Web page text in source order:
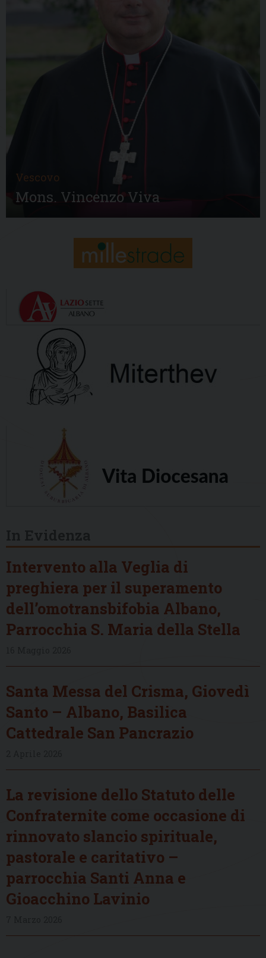
Vescovo
Mons. Vincenzo Viva
Intervento alla Veglia di
preghiera per il superamento
dell’omotransbifobia Albano,
Parrocchia S. Maria della Stella
Santa Messa del Crisma, Giovedì
Santo – Albano, Basilica
Cattedrale San Pancrazio
La revisione dello Statuto delle
Confraternite come occasione di
rinnovato slancio spirituale,
pastorale e caritativo –
parrocchia Santi Anna e
Gioacchino Lavinio